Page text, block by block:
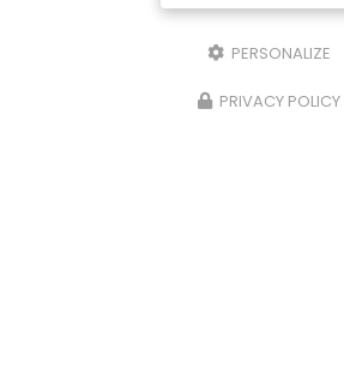
PERSONALIZE
PRIVACY POLICY